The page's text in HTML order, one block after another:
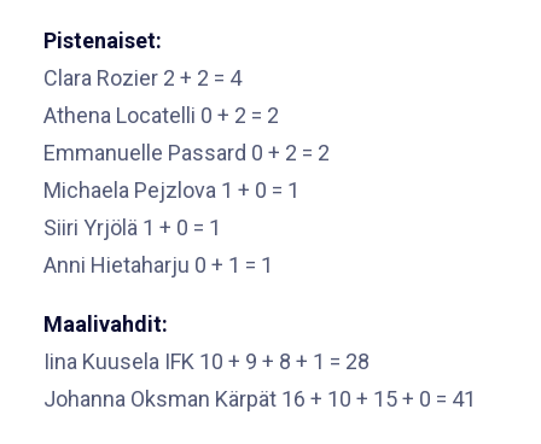
Pistenaiset:
Clara Rozier 2 + 2 = 4
Athena Locatelli 0 + 2 = 2
Emmanuelle Passard 0 + 2 = 2
Michaela Pejzlova 1 + 0 = 1
Siiri Yrjölä 1 + 0 = 1
Anni Hietaharju 0 + 1 = 1
Maalivahdit:
Iina Kuusela IFK 10 + 9 + 8 + 1 = 28
Johanna Oksman Kärpät 16 + 10 + 15 + 0 = 41